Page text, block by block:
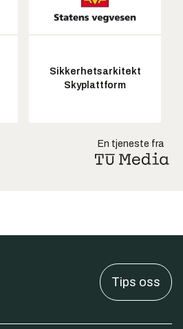
Sikkerhetsarkitekt
Skyplattform
En tjeneste fra
Tips oss